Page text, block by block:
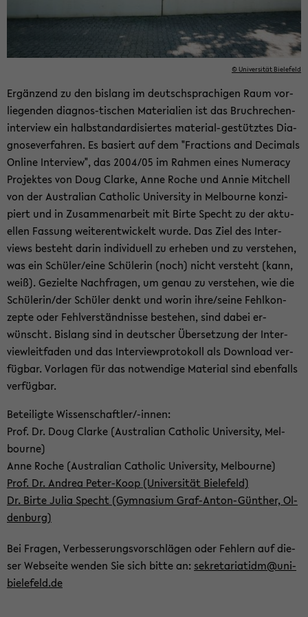
© Uni­ver­si­tät Bie­le­feld
Er­gän­zend zu den bis­lang im deutsch­spra­chi­gen Raum vor­
lie­gen­den diagnos-​tischen Ma­te­ria­li­en ist das Bruch­re­chen­
in­ter­view ein halb­stan­dar­di­sier­tes material-​gestütztes Dia­
gno­se­ver­fah­ren. Es ba­siert auf dem "Frac­tions and De­ci­mals
On­line In­ter­view", das 2004/05 im Rah­men eines Nu­me­ra­cy
Pro­jek­tes von Doug Clar­ke, Anne Roche und Annie Mit­chell
von der Aus­tra­li­an Ca­tho­lic Uni­ver­si­ty in Mel­bourne kon­zi­
piert und in Zu­sam­men­ar­beit mit Birte Specht zu der ak­tu­
el­len Fas­sung wei­ter­ent­wi­ckelt wurde. Das Ziel des In­ter­
views be­steht darin in­di­vi­du­ell zu er­he­ben und zu ver­ste­hen,
was ein Schü­ler/eine Schü­le­rin (noch) nicht ver­steht (kann,
weiß). Ge­ziel­te Nach­fra­gen, um genau zu ver­ste­hen, wie die
Schü­le­rin/der Schü­ler denkt und worin ihre/seine Fehl­kon­
zep­te oder Fehl­ver­ständ­nis­se be­stehen, sind dabei er­
wünscht. Bis­lang sind in deut­scher Über­set­zung der In­ter­
view­leit­fa­den und das In­ter­view­pro­to­koll als Down­load ver­
füg­bar. Vor­la­gen für das not­wen­di­ge Ma­te­ri­al sind eben­falls
ver­füg­bar.
Be­tei­lig­te Wis­sen­schaft­ler/-​innen:
Prof. Dr. Doug Clar­ke (Aus­tra­li­an Ca­tho­lic Uni­ver­si­ty, Mel­
bourne)
Anne Roche (Aus­tra­li­an Ca­tho­lic Uni­ver­si­ty, Mel­bourne)
Prof. Dr. An­drea Peter-​Koop (Uni­ver­si­tät Bie­le­feld)
Dr. Birte Julia Specht (Gym­na­si­um Graf-​Anton-Günther, Ol­
den­burg)
Bei Fra­gen, Ver­bes­se­rungs­vor­schlä­gen oder Feh­lern auf die­
ser Web­sei­te wen­den Sie sich bitte an: se­kre­ta­ria­tidm@uni-​
bielefeld.de